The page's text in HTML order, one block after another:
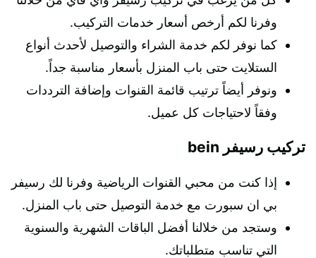
وفرنا لكم أرخص أسعار خدمات التركيب.
كما نوفر لكم خدمة الشراء والتوصيل لأحدث أنواع
الستلايت حتى باب المنزل بأسعار مناسبة جداً.
ونوفر أيضاً ترتيب قائمة القنوات وإضافة الترددات
وفقاً لاحتياجات كل عميل.
تركيب رسيفر bein
إذا كنت من محبي القنوات الرياضية وفرنا لك رسيفر
بي ان سبورت مع خدمة التوصيل حتى باب المنزل.
وستجد من خلالنا أفضل الباقات الشهرية والسنوية
التي تناسب متطلباتك.